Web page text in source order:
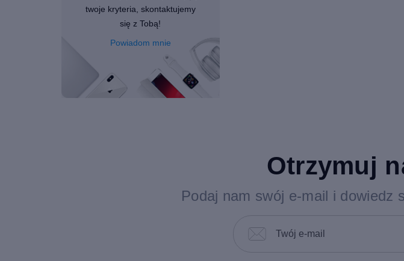
twoje kryteria, skontaktujemy
się z Tobą!
Powiadom mnie
Otrzymuj
Podaj nam swój e-mail i dowiedz